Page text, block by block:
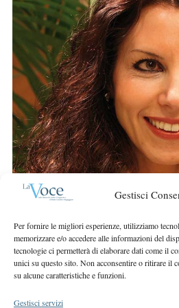
Gestisci
Per fornire le migliori esperienze, utilizziamo
memorizzare e/o accedere alle informazioni del
tecnologie ci permetterà di elaborare dati come il
unici su questo sito. Non acconsentire o ritirare il
su alcune caratteristiche e funzioni.
Gestisci servizi
r
:
S
e
a
r
c
h
f
o
r
: